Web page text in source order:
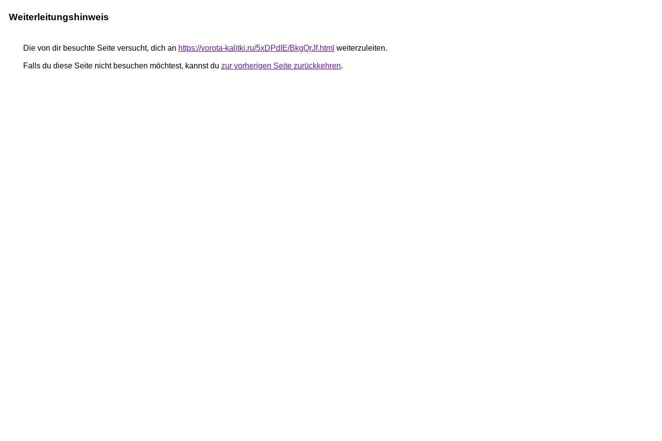
Weiterleitungshinweis
Die von dir besuchte Seite versucht, dich an https://vorota-kalitki.ru/5xDPdIE/BkgQrJf.html weiterzuleiten.
Falls du diese Seite nicht besuchen möchtest, kannst du zur vorherigen Seite zurückkehren.